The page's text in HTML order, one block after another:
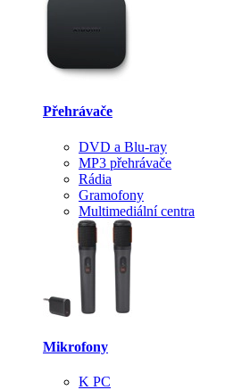
Přehrávače
DVD a Blu-ray
MP3 přehrávače
Rádia
Gramofony
Multimediální centra
Mikrofony
K PC